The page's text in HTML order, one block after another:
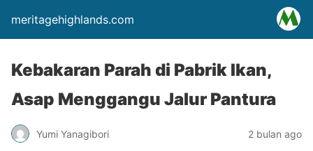
meritagehighlands.com
Kebakaran Parah di Pabrik Ikan,
Asap Menggangu Jalur Pantura
Yumi Yanagibori 2 bulan ago